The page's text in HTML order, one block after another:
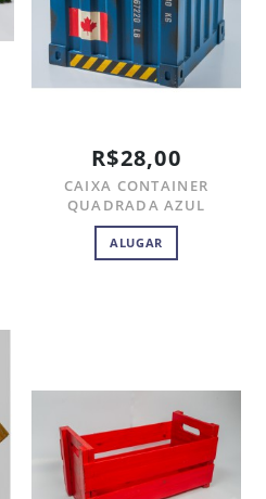
R$28,00
CAIXA CONTAINER
QUADRADA AZUL
ALUGAR